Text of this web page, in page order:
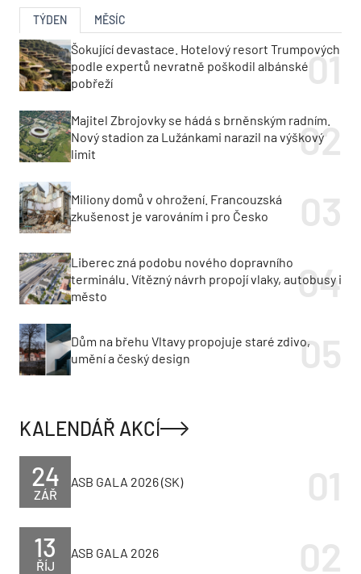
TÝDEN MĚSÍC
Šokující devastace. Hotelový resort Trumpových
podle expertů nevratně poškodil albánské
pobřeží
Majitel Zbrojovky se hádá s brněnským radním.
Nový stadion za Lužánkami narazil na výškový
limit
Miliony domů v ohrožení. Francouzská
zkušenost je varováním i pro Česko
Liberec zná podobu nového dopravního
terminálu. Vítězný návrh propojí vlaky, autobusy i
město
Dům na břehu Vltavy propojuje staré zdivo,
umění a český design
KALENDÁŘ AKCÍ
ZÁŘ
24 ASB GALA 2026 (SK)
ŘÍJ
13 ASB GALA 2026